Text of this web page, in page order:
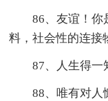
86、友谊！你
料，社会性的连
87、人生得
88、唯有对人